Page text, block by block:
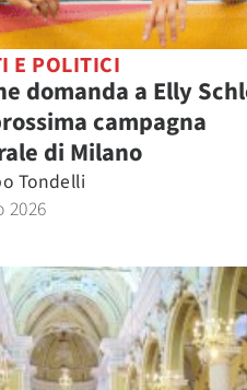
E POLITICI
domanda a Elly
campagna
di Milano
Tondelli
2026